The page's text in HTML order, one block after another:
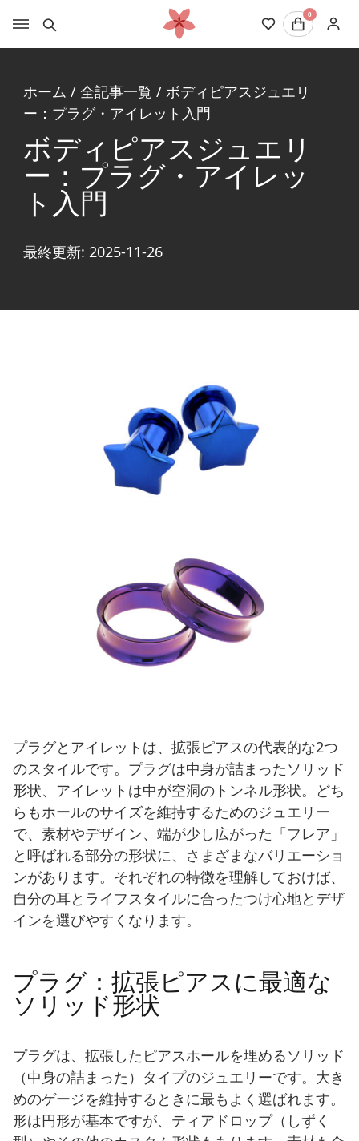
0
ホーム / 全記事一覧 / ボディピアスジュエリ
ー：プラグ・アイレット入門
ボディピアスジュエリ
ー：プラグ・アイレッ
ト入門
最終更新: 2025-11-26
プラグとアイレットは、拡張ピアスの代表的な2つ
のスタイルです。プラグは中身が詰まったソリッド
形状、アイレットは中が空洞のトンネル形状。どち
らもホールのサイズを維持するためのジュエリー
で、素材やデザイン、端が少し広がった「フレア」
と呼ばれる部分の形状に、さまざまなバリエーショ
ンがあります。それぞれの特徴を理解しておけば、
自分の耳とライフスタイルに合ったつけ心地とデザ
インを選びやすくなります。
プラグ：拡張ピアスに最適な
ソリッド形状
プラグは、拡張したピアスホールを埋めるソリッド
（中身の詰まった）タイプのジュエリーです。大き
めのゲージを維持するときに最もよく選ばれます。
形は円形が基本ですが、ティアドロップ（しずく